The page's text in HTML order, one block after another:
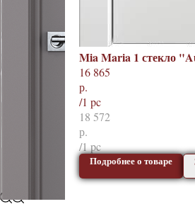
Mia Maria 1 стекло
16 865
р.
/1 pc
18 572
р.
/1 pc
Подробнее о товаре